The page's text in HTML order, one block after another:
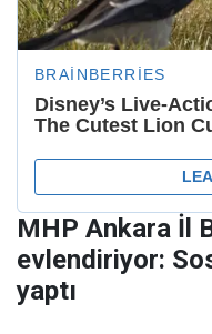
MHP Ankara İl
evlendiriyor:
yaptı